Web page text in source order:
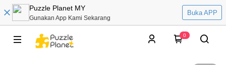
Puzzle Planet MY
Gunakan App Kami Sekarang
Buka APP
0